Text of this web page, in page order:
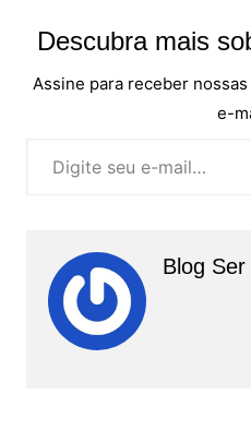
Descubra mais
Assine para receber
e-
Blog